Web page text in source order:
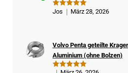
Kä
ufe
Bewertet
Jos März 28, 2026
Volvo Penta geteilte
Aluminium (ohne Bolzen)